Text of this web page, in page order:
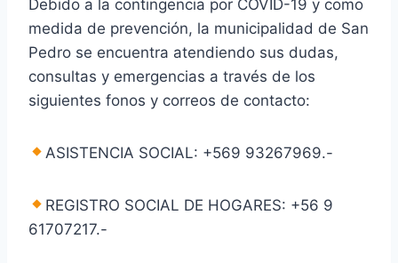
Debido a la contingencia por COVID-19 y como
medida de prevención, la municipalidad de San
Pedro se encuentra atendiendo sus dudas,
consultas y emergencias a través de los
siguientes fonos y correos de contacto:
ASISTENCIA SOCIAL: +569 93267969.-
REGISTRO SOCIAL DE HOGARES: +56 9
61707217.-